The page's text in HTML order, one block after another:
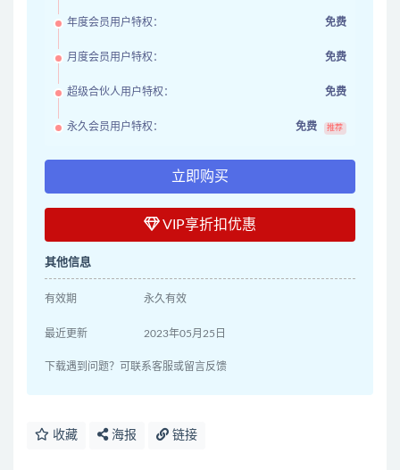
年度会员用户特权： 免费
月度会员用户特权： 免费
超级合伙人用户特权： 免费
永久会员用户特权： 免费 推荐
立即购买
VIP享折扣优惠
其他信息
有效期 永久有效
最近更新 2023年05月25日
下载遇到问题？可联系客服或留言反馈
收藏 海报 链接